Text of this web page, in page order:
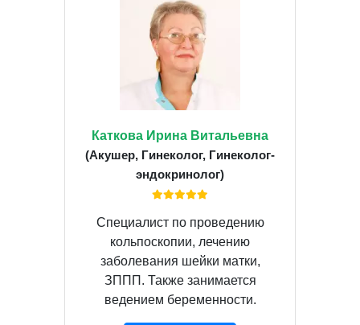
Каткова Ирина Витальевна
(Акушер, Гинеколог, Гинеколог-
эндокринолог)
Специалист по проведению
кольпоскопии, лечению
заболевания шейки матки,
ЗППП. Также занимается
ведением беременности.